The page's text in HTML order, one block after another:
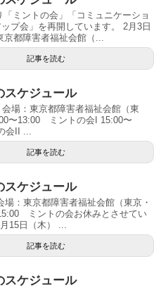
「ミントの会」「コミュニケーショ
プ会」を再開しています。 2月3日
京都障害者福祉会館（...
記事を読む
スケジュール
場：東京都障害者福祉会館（東
〜13:00 ミントの会I 15:00〜
会II ...
記事を読む
スケジュール
場：東京都障害者福祉会館（東京・
ミントの会お休みとさせてい
15日（木） ...
記事を読む
スケジュール